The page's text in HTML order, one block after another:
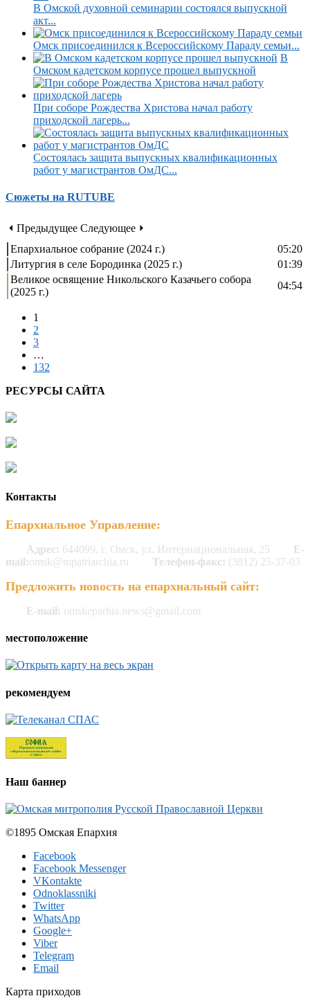
В Омской духовной семинарии состоялся выпускной
акт...
Омск присоединился к Всероссийскому Параду семьи...
В
Омском кадетском корпусе прошел выпускной
При соборе Рождества Христова начал работу
приходской лагерь...
Состоялась защита выпускных квалификационных
работ у магистрантов ОмДС...
Сюжеты на RUTUBE
⏴ Предыдущее Следующее ⏵
Епархиальное собрание (2024 г.)
05:20
Литургия в селе Бородинка (2025 г.)
01:39
Великое освящение Никольского Казачьего собора
(2025 г.)
04:54
1
2
3
…
132
РЕСУРСЫ САЙТА
Контакты
Епархиальное Управление:
Адрес: 644099, г. Омск, ул. Интернациональная, 25
E-
mail:omsk@mpatriarchia.ru Телефон-факс: (3812) 25-37-03
Предложить новость на епархиальный сайт:
E-mail: omskeparhia.news@gmail.com
местоположение
рекомендуем
Наш баннер
©1895 Омская Епархия
Facebook
Facebook Messenger
VKontakte
Odnoklassniki
Twitter
WhatsApp
Google+
Viber
Telegram
Email
Карта приходов